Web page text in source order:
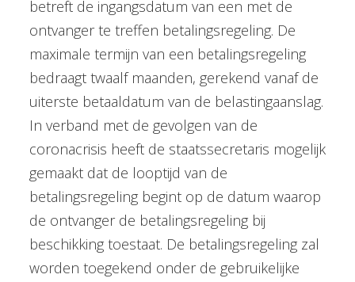
betreft de ingangsdatum van een met de
ontvanger te treffen betalingsregeling. De
maximale termijn van een betalingsregeling
bedraagt twaalf maanden, gerekend vanaf de
uiterste betaaldatum van de belastingaanslag.
In verband met de gevolgen van de
coronacrisis heeft de staatssecretaris mogelijk
gemaakt dat de looptijd van de
betalingsregeling begint op de datum waarop
de ontvanger de betalingsregeling bij
beschikking toestaat. De betalingsregeling zal
worden toegekend onder de gebruikelijke